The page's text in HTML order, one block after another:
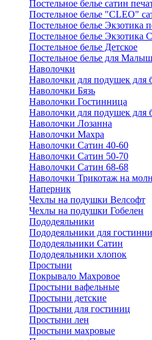
Постельное белье сатин
Постельное белье "CLEO"
Постельное белье Экзотика
Постельное белье Экзотика
Постельное белье Детское
Постельное белье для
Наволочки
Наволочки для подушек для
Наволочки Бязь
Наволочки Гостинница
Наволочки для подушек для
Наволочки Лозанна
Наволочки Махра
Наволочки Сатин 40-60
Наволочки Сатин 50-70
Наволочки Сатин 68-68
Наволочки Трикотаж на
Наперник
Чехлы на подушки Велсофт
Чехлы на подушки Гобелен
Пододеяльники
Пододеяльники для
Пододеяльники Сатин
Пододеяльники хлопок
Простыни
Покрывало Махровое
Простыни вафельные
Простыни детские
Простыни для гостиниц
Простыни лен
Простыни махровые